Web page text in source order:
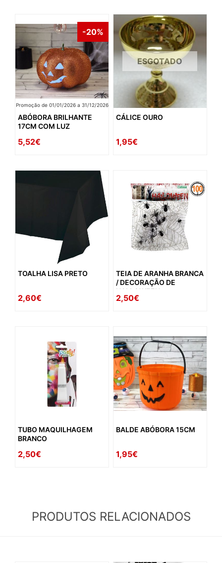
-20%
Promoção de 01/01/2026 a 31/12/2026
ABÓBORA BRILHANTE
17CM COM LUZ
5,52€
ESGOTADO
CÁLICE OURO
1,95€
TOALHA LISA PRETO
2,60€
TEIA DE ARANHA BRANCA
/ DECORAÇÃO DE
HALLOWEEN
2,50€
TUBO MAQUILHAGEM
BRANCO
2,50€
BALDE ABÓBORA 15CM
1,95€
PRODUTOS RELACIONADOS